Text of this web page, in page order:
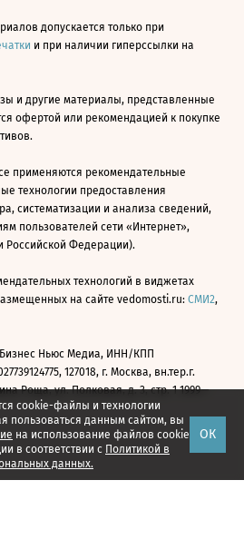
cookie-файлы и технологии
пользоваться данным сайтом, вы
на использование файлов cookie
в соответствии с Политикой в
данных.
ОК
допускается только при
и при наличии гиперссылки на
и другие материалы, представленные
офертой или рекомендацией к покупке
применяются рекомендательные
технологии предоставления
систематизации и анализа сведений,
пользователей сети «Интернет»,
Российской Федерации).
технологий в виджетах
на сайте vedomosti.ru: СМИ2,
Ньюс Медиа, ИНН/КПП
127018, г. Москва, вн.тер.г.
Роща, ул. Полковая, д. 3, стр. 1 1999—